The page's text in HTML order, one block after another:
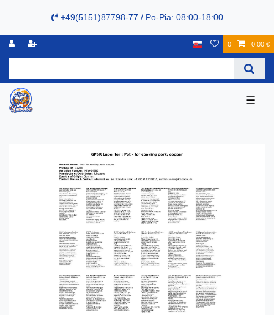
+49(5151)87798-77 / Po-Pia: 08:00-18:00
0 0,00 €
☰